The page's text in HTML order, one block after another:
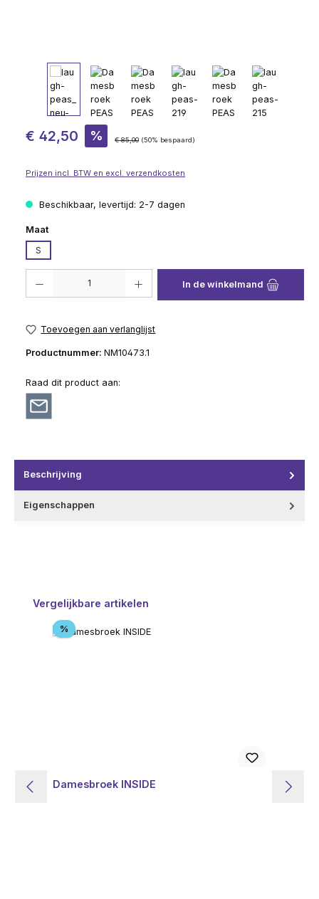
Verkoopprijs:
€ 42,50 % Normale prijs:
€ 85,00 (50% bespaard)
Prijzen incl. BTW en excl. verzendkosten
Beschikbaar, levertijd: 2-7 dagen
Selecteer
Maat
S
In de winkelmand
Toevoegen aan verlanglijst
Productnummer: NM10473.1
Raad dit product aan:
Beschrijving
Eigenschappen
Productgalerij overslaan
Vergelijkbare artikelen
%Korting
Damesbroek INSIDE